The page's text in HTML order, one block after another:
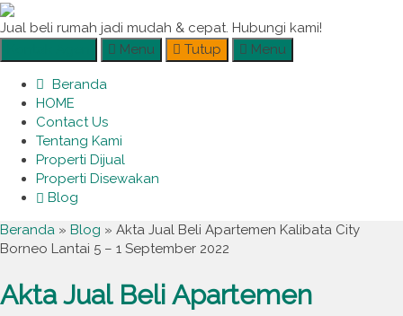
Jual beli rumah jadi mudah & cepat. Hubungi kami!
Menu Tutup Menu
Beranda
HOME
Contact Us
Tentang Kami
Properti Dijual
Properti Disewakan
Blog
Beranda » Blog » Akta Jual Beli Apartemen Kalibata City
Borneo Lantai 5 – 1 September 2022
Akta Jual Beli Apartemen